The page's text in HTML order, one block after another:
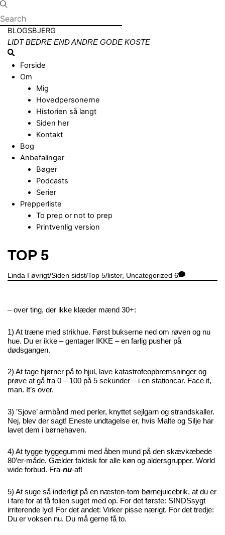
Skip
to
content
Menu
BLOGSBJERG
LIDT BEDRE END ANDRE GODE KOSTE
Search
Forside
Om
Mig
Hovedpersonerne
Historien så langt
Siden her
Kontakt
Bog
Anbefalinger
Bøger
Podcasts
Serier
Prepperliste
To prep or not to prep
Printvenlig version
Close
Menu
TOP 5
Linda I øvrigt/Siden sidst/Top 5/lister, Uncategorized 6
– over ting, der ikke klæder mænd 30+:
1) At træne med strikhue. Først bukserne ned om røven og nu
hue. Du er ikke – gentager IKKE – en farlig pusher på
dødsgangen.
2) At tage hjørner på to hjul, lave katastrofeopbremsninger og
prøve at gå fra 0 – 100 på 5 sekunder – i en stationcar. Face it,
man. It’s over.
3) ’Sjove’ armbånd med perler, knyttet sejlgarn og strandskaller.
Nej, blev der sagt! Eneste undtagelse er, hvis Malte og Silje har
lavet dem i børnehaven.
4) At tygge tyggegummi med åben mund på den skævkæbede
80’er-måde. Gælder faktisk for alle køn og aldersgrupper. World
wide forbud. Fra-nu-af!
5) At suge så inderligt på en næsten-tom børnejuicebrik, at du er
i fare for at få folien suget med op. For det første: SINDSsygt
irriterende lyd! For det andet: Virker pisse nærigt. For det tredje:
Du er voksen nu. Du må gerne få to.